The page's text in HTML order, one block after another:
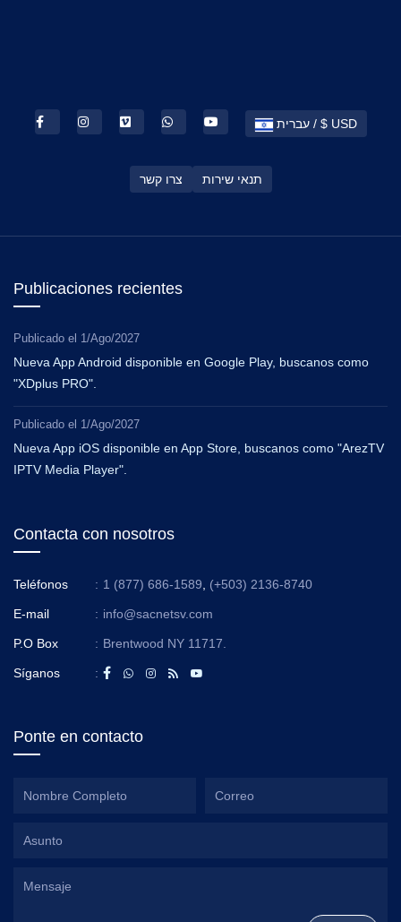
עברית / $ USD
צרו קשר תנאי שירות
Publicaciones recientes
Publicado el 1/Ago/2027
Nueva App Android disponible en Google Play, buscanos como
"XDplus PRO".
Publicado el 1/Ago/2027
Nueva App iOS disponible en App Store, buscanos como "ArezTV
IPTV Media Player".
Contacta con nosotros
Teléfonos : 1 (877) 686-1589 (+503) 2136-8740
E-mail : info@sacnetsv.com
P.O Box : Brentwood NY 11717.
Síganos :
Ponte en contacto